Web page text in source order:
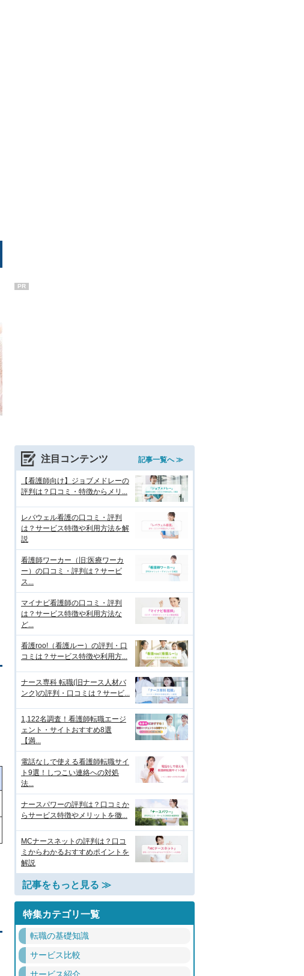
PR
注目コンテンツ 記事一覧へ ≫
【看護師向け】ジョブメドレーの
評判は？口コミ・特徴からメリ...
レバウェル看護の口コミ・評判
は？サービス特徴や利用方法を解
説
看護師ワーカー（旧:医療ワーカ
ー）の口コミ・評判は？サービ
ス...
マイナビ看護師の口コミ・評判
は？サービス特徴や利用方法な
ど...
看護roo!（看護ルー）の評判・口
コミは？サービス特徴や利用方...
ナース専科 転職(旧ナース人材バ
ンク)の評判・口コミは？サービ...
1,122名調査！看護師転職エージ
ェント・サイトおすすめ8選
【満...
電話なしで使える看護師転職サイ
ト9選！しつこい連絡への対処
法...
ナースパワーの評判は？口コミか
らサービス特徴やメリットを徹...
MCナースネットの評判は？口コ
ミからわかるおすすめポイントを
解説
記事をもっと見る ≫
特集カテゴリ一覧
転職の基礎知識
サービス比較